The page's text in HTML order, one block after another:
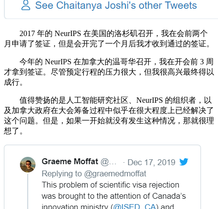
2017 年的 NeurIPS 在美国的洛杉矶召开，我在会前两个
月申请了签证，但是会开完了一个月后我才收到通过的签证。
今年的 NeurIPS 在加拿大的温哥华召开，我在开会前 3 周
才拿到签证。尽管预定行程的压力很大，但我很高兴最终得以
成行。
值得赞扬的是人工智能研究社区、NeurIPS 的组织者，以
及加拿大政府在大会筹备过程中似乎在很大程度上已经解决了
这个问题。但是，如果一开始就没有发生这种情况，那就很理
想了。